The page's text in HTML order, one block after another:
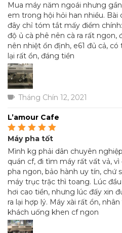
Mua máy năm ngoái nhưng
em trong hội hỏi han nhiều.
đây chỉ tóm tắt mấy điểm
độ ủ cà phê nên cà ra rất ngon,
nên nhiệt ổn định, e61 đủ cả,
lại rất ổn, đáng tiền
Tháng Chín 12, 2021
L’amour Cafe
Được xếp hạng
Máy pha tốt
Mình kg phải dân chuyên
quán cf, đi tìm máy rất vất vả,
pha ngon, bảo hành uy tín, chứ
máy trục trặc thì toang. Lúc
hơi cao tiền, nhưng lúc đấy xin
ra lại hợp lý. Máy xài rất ổn,
khách uống khen cf ngon